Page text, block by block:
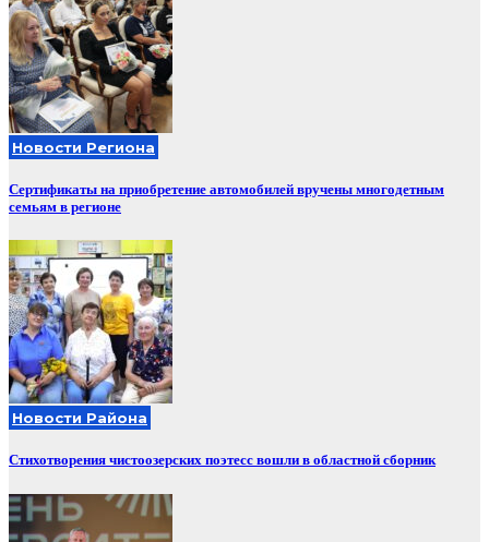
Новости Региона
Сертификаты на приобретение автомобилей вручены многодетным
семьям в регионе
Новости Района
Стихотворения чистоозерских поэтесс вошли в областной сборник